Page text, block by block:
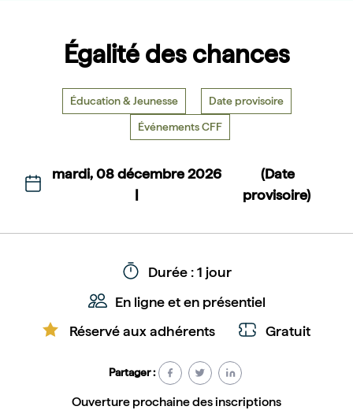
Égalité des chances
Éducation & Jeunesse Date provisoire
Événements CFF
mardi, 08 décembre 2026
|
(Date
provisoire)
Durée : 1 jour
En ligne et en présentiel
Réservé aux adhérents
Gratuit
Partager :
Ouverture prochaine des inscriptions